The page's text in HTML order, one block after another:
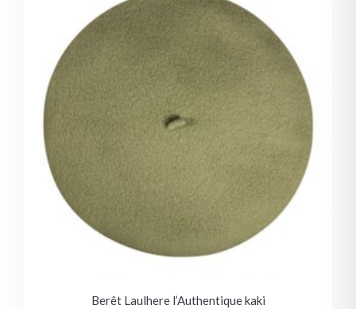
Berêt Laulhere l’Authentique kaki